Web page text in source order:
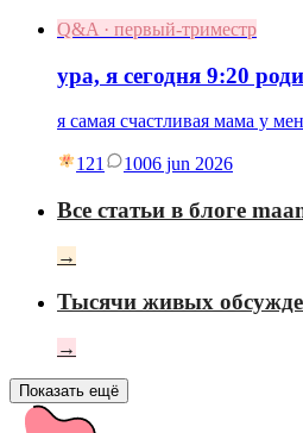
Q&A · первый-триместр
ура, я сегодня 9:20
я самая счастливая мама у
121 1006 jun 2026
Все статьи в блоге
→
Тысячи живых
→
Показать ещё